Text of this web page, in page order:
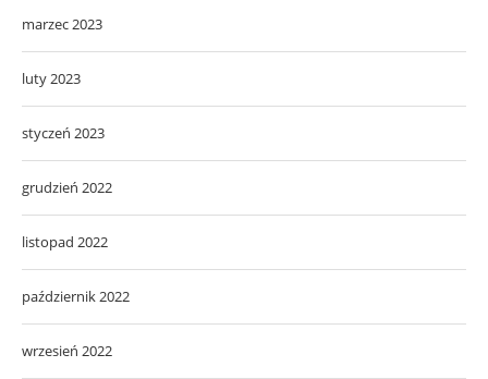
marzec 2023
luty 2023
styczeń 2023
grudzień 2022
listopad 2022
październik 2022
wrzesień 2022